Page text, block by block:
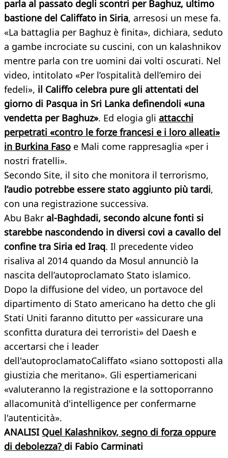
parla al passato degli scontri per Baghuz, ultimo
bastione del Califfato in Siria, arresosi un mese fa.
«La battaglia per Baghuz è finita», dichiara, seduto
a gambe incrociate su cuscini, con un kalashnikov
mentre parla con tre uomini dai volti oscurati. Nel
video, intitolato «Per l’ospitalità dell’emiro dei
fedeli», il Califfo celebra pure gli attentati del
giorno di Pasqua in Sri Lanka definendoli «una
vendetta per Baghuz». Ed elogia gli attacchi
perpetrati «contro le forze francesi e i loro alleati»
in Burkina Faso e Mali come rappresaglia «per i
nostri fratelli».
Secondo Site, il sito che monitora il terrorismo,
l’audio potrebbe essere stato aggiunto più tardi,
con una registrazione successiva.
Abu Bakr al-Baghdadi, secondo alcune fonti si
starebbe nascondendo in diversi covi a cavallo del
confine tra Siria ed Iraq. Il precedente video
risaliva al 2014 quando da Mosul annunciò la
nascita dell’autoproclamato Stato islamico.
Dopo la diffusione del video, un portavoce del
dipartimento di Stato americano ha detto che gli
Stati Uniti faranno ditutto per «assicurare una
sconfitta duratura dei terroristi» del Daesh e
accertarsi che i leader
dell'autoproclamatoCaliffato «siano sottoposti alla
giustizia che meritano». Gli espertiamericani
«valuteranno la registrazione e la sottoporranno
allacomunità d'intelligence per confermarne
l'autenticità».
ANALISI Quel Kalashnikov, segno di forza oppure
di debolezza? di Fabio Carminati